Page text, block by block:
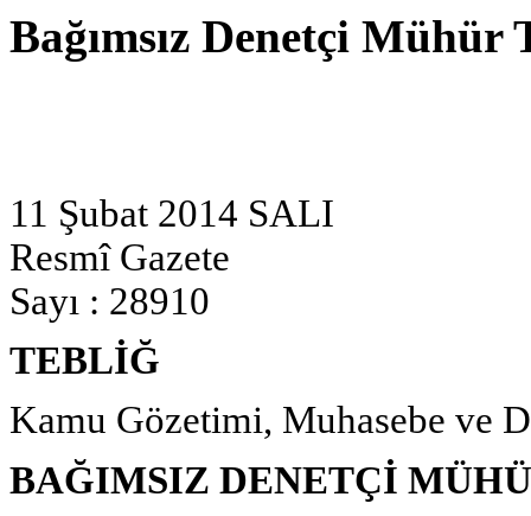
Bağımsız Denetçi Mühür
11 Şubat 2014 SALI
Resmî Gazete
Sayı : 28910
TEBLİĞ
Kamu Gözetimi, Muhasebe ve
BAĞIMSIZ DENETÇİ